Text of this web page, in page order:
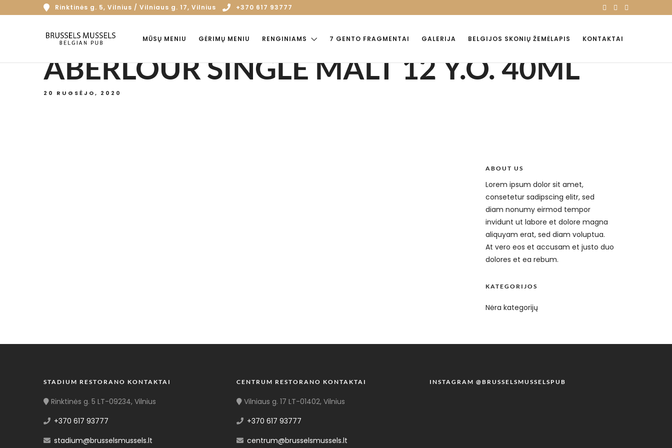
Rinktinės g. 5, Vilnius / Vilniaus g. 17, Vilnius +370 617 93777
MŪSŲ MENIU GĖRIMŲ MENIU RENGINIAMS 7 GENTO FRAGMENTAI GALERIJA BELGIJOS SKONIŲ ŽEMĖLAPIS KONTAKTAI
ABERLOUR SINGLE MALT 12 Y.O. 40ML
20 RUGSĖJO, 2020
ABOUT US
Lorem ipsum dolor sit amet,
consetetur sadipscing elitr, sed
diam nonumy eirmod tempor
invidunt ut labore et dolore magna
aliquyam erat, sed diam voluptua.
At vero eos et accusam et justo duo
dolores et ea rebum.
KATEGORIJOS
Nėra kategorijų
STADIUM RESTORANO KONTAKTAI
Rinktinės g. 5 LT-09234, Vilnius
+370 617 93777
stadium@brusselsmussels.lt
CENTRUM RESTORANO KONTAKTAI
Vilniaus g. 17 LT-01402, Vilnius
+370 617 93777
centrum@brusselsmussels.lt
INSTAGRAM @BRUSSELSMUSSELSPUB